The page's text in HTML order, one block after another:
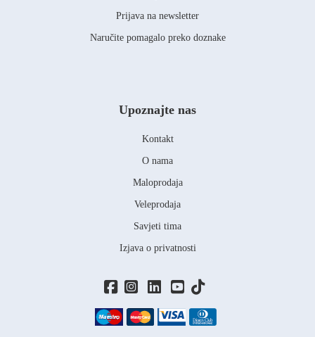
Prijava na newsletter
Naručite pomagalo preko doznake
Upoznajte nas
Kontakt
O nama
Maloprodaja
Veleprodaja
Savjeti tima
Izjava o privatnosti